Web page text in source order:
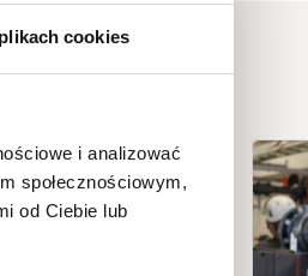
cookies
i analizować
społecznościowym,
od Ciebie lub